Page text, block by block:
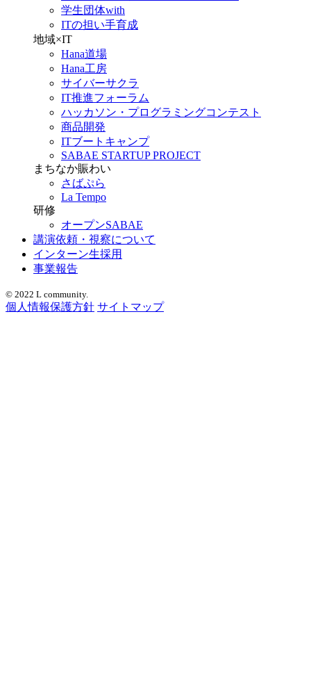
学生団体with
ITの担い手育成
地域×IT
Hana道場
Hana工房
サイバーサクラ
IT推進フォーラム
ハッカソン・プログラミングコンテスト
商品開発
ITブートキャンプ
SABAE STARTUP PROJECT
まちなか賑わい
さばぷら
La Tempo
研修
オープンSABAE
講演依頼・視察について
インターン生採用
事業報告
© 2022 L community.
個人情報保護方針 サイトマップ